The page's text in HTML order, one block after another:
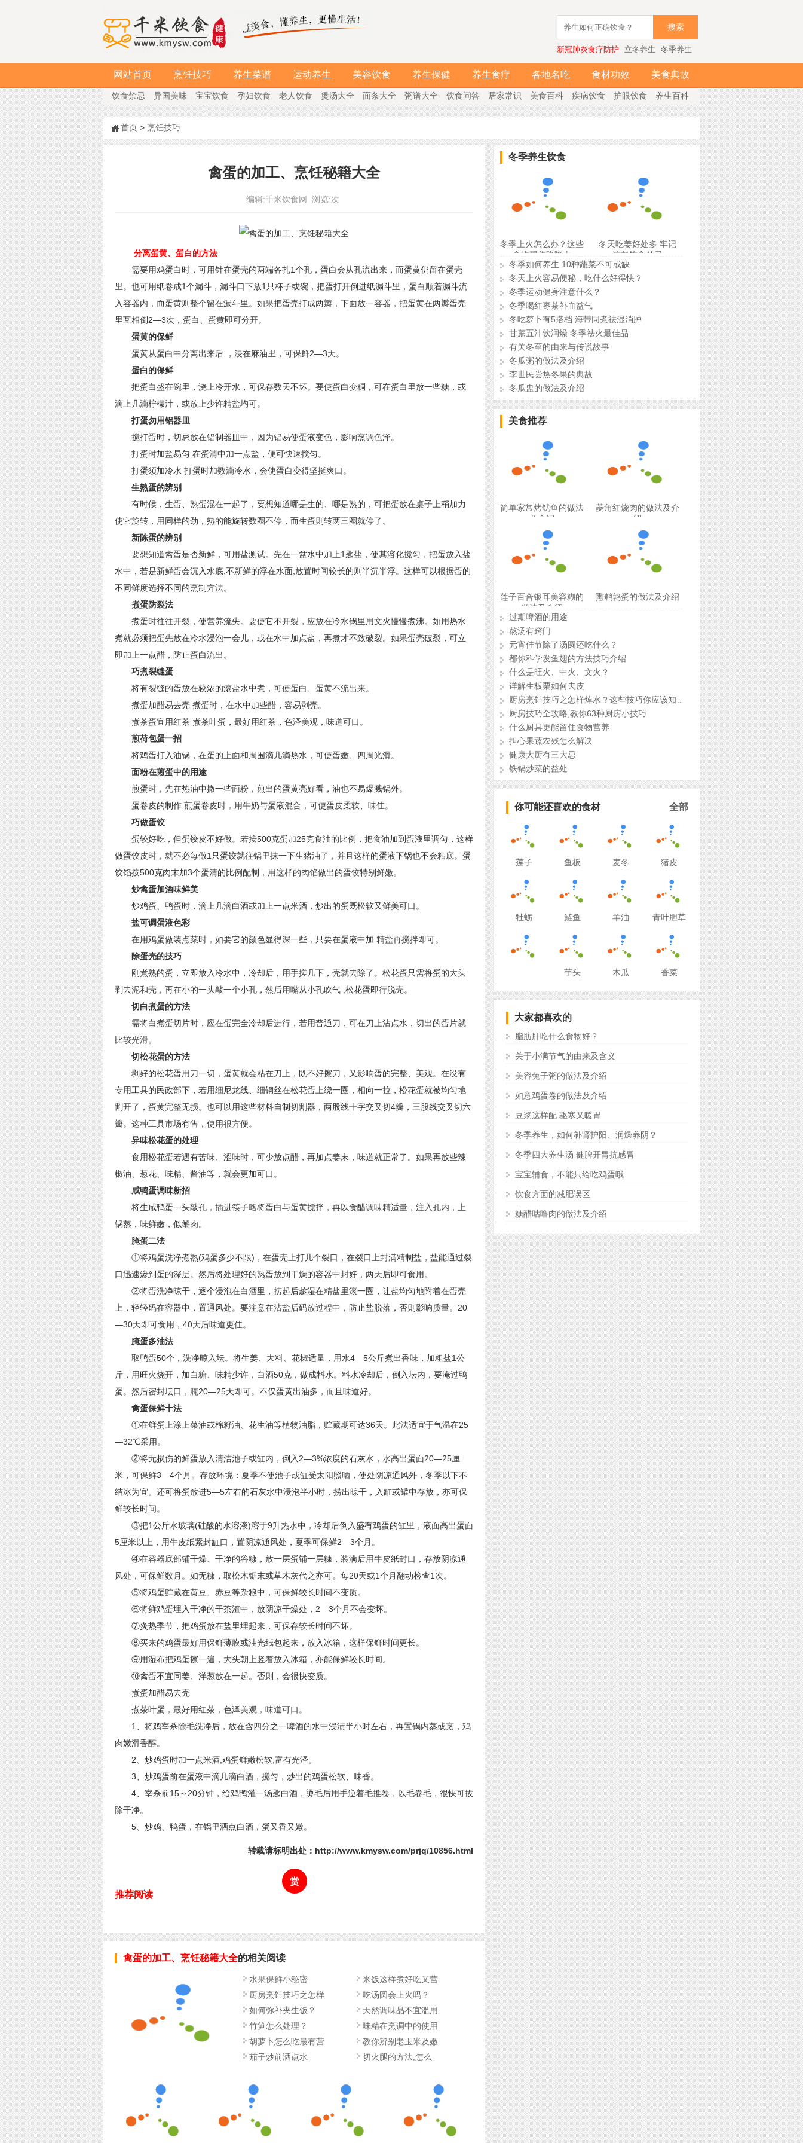
搜索
新冠肺炎食疗防护 立冬养生 冬季养生
网站首页 烹饪技巧 养生菜谱 运动养生 美容饮食 养生保健 养生食疗 各地名吃 食材功效 美食典故
饮食禁忌 异国美味 宝宝饮食 孕妇饮食 老人饮食 煲汤大全 面条大全 粥谱大全 饮食问答 居家常识 美食百科 疾病饮食 护眼饮食 养生百科
首页 > 烹饪技巧
禽蛋的加工、烹饪秘籍大全
编辑:千米饮食网 浏览:次
分离蛋黄、蛋白的方法
需要用鸡蛋白时，可用针在蛋壳的两端各扎1个孔，蛋白会从孔流出来，而蛋黄仍留在蛋壳
里。也可用纸卷成1个漏斗，漏斗口下放1只杯子或碗，把蛋打开倒进纸漏斗里，蛋白顺着漏斗流
入容器内，而蛋黄则整个留在漏斗里。如果把蛋壳打成两瓣，下面放一容器，把蛋黄在两瓣蛋壳
里互相倒2—3次，蛋白、蛋黄即可分开。
蛋黄的保鲜
蛋黄从蛋白中分离出来后 ，浸在麻油里，可保鲜2—3天。
蛋白的保鲜
把蛋白盛在碗里，浇上冷开水，可保存数天不坏。要使蛋白变稠，可在蛋白里放一些糖，或
滴上几滴柠檬汁，或放上少许精盐均可。
打蛋勿用铝器皿
搅打蛋时，切忌放在铝制器皿中，因为铝易使蛋液变色，影响烹调色泽。
打蛋时加盐易匀 在蛋清中加一点盐，便可快速搅匀。
打蛋须加冷水 打蛋时加数滴冷水，会使蛋白变得坚挺爽口。
生熟蛋的辨别
有时候，生蛋、熟蛋混在一起了，要想知道哪是生的、哪是熟的，可把蛋放在桌子上稍加力
使它旋转，用同样的劲，熟的能旋转数圈不停，而生蛋则转两三圈就停了。
新陈蛋的辨别
要想知道禽蛋是否新鲜，可用盐测试。先在一盆水中加上1匙盐，使其溶化搅匀，把蛋放入盐
水中，若是新鲜蛋会沉入水底;不新鲜的浮在水面;放置时间较长的则半沉半浮。这样可以根据蛋的
不同鲜度选择不同的烹制方法。
煮蛋防裂法
煮蛋时往往开裂，使营养流失。要使它不开裂，应放在冷水锅里用文火慢慢煮沸。如用热水
煮就必须把蛋先放在冷水浸泡一会儿，或在水中加点盐，再煮才不致破裂。如果蛋壳破裂，可立
即加上一点醋，防止蛋白流出。
巧煮裂缝蛋
将有裂缝的蛋放在较浓的滚盐水中煮，可使蛋白、蛋黄不流出来。
煮蛋加醋易去壳 煮蛋时，在水中加些醋，容易剥壳。
煮茶蛋宜用红茶 煮茶叶蛋，最好用红茶，色泽美观，味道可口。
煎荷包蛋一招
将鸡蛋打入油锅，在蛋的上面和周围滴几滴热水，可使蛋嫩、四周光滑。
面粉在煎蛋中的用途
煎蛋时，先在热油中撒一些面粉，煎出的蛋黄亮好看，油也不易爆溅锅外。
蛋卷皮的制作 煎蛋卷皮时，用牛奶与蛋液混合，可使蛋皮柔软、味佳。
巧做蛋饺
蛋较好吃，但蛋饺皮不好做。若按500克蛋加25克食油的比例，把食油加到蛋液里调匀，这样
做蛋饺皮时，就不必每做1只蛋饺就往锅里抹一下生猪油了，并且这样的蛋液下锅也不会粘底。蛋
饺馅按500克肉末加3个蛋清的比例配制，用这样的肉馅做出的蛋饺特别鲜嫩。
炒禽蛋加酒味鲜美
炒鸡蛋、鸭蛋时，滴上几滴白酒或加上一点米酒，炒出的蛋既松软又鲜美可口。
盐可调蛋液色彩
在用鸡蛋做装点菜时，如要它的颜色显得深一些，只要在蛋液中加 精盐再搅拌即可。
除蛋壳的技巧
刚煮熟的蛋，立即放入冷水中，冷却后，用手搓几下，壳就去除了。松花蛋只需将蛋的大头
剥去泥和壳，再在小的一头敲一个小孔，然后用嘴从小孔吹气 ,松花蛋即行脱壳。
切白煮蛋的方法
需将白煮蛋切片时，应在蛋完全冷却后进行，若用普通刀，可在刀上沾点水，切出的蛋片就
比较光滑。
切松花蛋的方法
剥好的松花蛋用刀一切，蛋黄就会粘在刀上，既不好擦刀，又影响蛋的完整、美观。在没有
专用工具的民政部下，若用细尼龙线、细钢丝在松花蛋上绕一圈，相向一拉，松花蛋就被均匀地
割开了，蛋黄完整无损。也可以用这些材料自制切割器，两股线十字交叉切4瓣，三股线交叉切六
瓣。这种工具市场有售，使用很方便。
异味松花蛋的处理
食用松花蛋若遇有苦味、涩味时，可少放点醋，再加点姜末，味道就正常了。如果再放些辣
椒油、葱花、味精、酱油等，就会更加可口。
咸鸭蛋调味新招
将生咸鸭蛋一头敲孔，插进筷子略将蛋白与蛋黄搅拌，再以食醋调味精适量，注入孔内，上
锅蒸，味鲜嫩，似蟹肉。
腌蛋二法
①将鸡蛋洗净煮熟(鸡蛋多少不限)，在蛋壳上打几个裂口，在裂口上封满精制盐，盐能通过裂
口迅速渗到蛋的深层。然后将处理好的熟蛋放到干燥的容器中封好，两天后即可食用。
②将蛋洗净晾干，逐个浸泡在白酒里，捞起后趁湿在精盐里滚一圈，让盐均匀地附着在蛋壳
上，轻轻码在容器中，置通风处。要注意在沾盐后码放过程中，防止盐脱落，否则影响质量。20
—30天即可食用，40天后味道更佳。
腌蛋多油法
取鸭蛋50个，洗净晾入坛。将生姜、大料、花椒适量，用水4—5公斤煮出香味，加粗盐1公
斤，用旺火烧开，加白糖、味精少许，白酒50克，做成料水。料水冷却后，倒入坛内，要淹过鸭
蛋。然后密封坛口，腌20—25天即可。不仅蛋黄出油多，而且味道好。
禽蛋保鲜十法
①在鲜蛋上涂上菜油或棉籽油、花生油等植物油脂，贮藏期可达36天。此法适宜于气温在25
—32℃采用。
②将无损伤的鲜蛋放入清洁池子或缸内，倒入2—3%浓度的石灰水，水高出蛋面20—25厘
米，可保鲜3—4个月。存放环境：夏季不使池子或缸受太阳照晒，使处阴凉通风外，冬季以下不
结冰为宜。还可将蛋放进5—5左右的石灰水中浸泡半小时，捞出晾干，入缸或罐中存放，亦可保
鲜较长时间。
③把1公斤水玻璃(硅酸的水溶液)溶于9升热水中，冷却后倒入盛有鸡蛋的缸里，液面高出蛋面
5厘米以上，用牛皮纸紧封缸口，置阴凉通风处，夏季可保鲜2—3个月。
④在容器底部铺干燥、干净的谷糠，放一层蛋铺一层糠，装满后用牛皮纸封口，存放阴凉通
风处，可保鲜数月。如无糠，取松木锯末或草木灰代之亦可。每20天或1个月翻动检查1次。
⑤将鸡蛋贮藏在黄豆、赤豆等杂粮中，可保鲜较长时间不变质。
⑥将鲜鸡蛋埋入干净的干茶渣中，放阴凉干燥处，2—3个月不会变坏。
⑦炎热季节，把鸡蛋放在盐里埋起来，可保存较长时间不坏。
⑧买来的鸡蛋最好用保鲜薄膜或油光纸包起来，放入冰箱，这样保鲜时间更长。
⑨用湿布把鸡蛋擦一遍，大头朝上竖着放入冰箱，亦能保鲜较长时间。
⑩禽蛋不宜同姜、洋葱放在一起。否则，会很快变质。
煮蛋加醋易去壳
煮茶叶蛋，最好用红茶，色泽美观，味道可口。
1、将鸡宰杀除毛洗净后，放在含四分之一啤酒的水中浸渍半小时左右，再置锅内蒸或烹，鸡
肉嫩滑香醇。
2、炒鸡蛋时加一点米酒,鸡蛋鲜嫩松软,富有光泽。
3、炒鸡蛋前在蛋液中滴几滴白酒，搅匀，炒出的鸡蛋松软、味香。
4、宰杀前15～20分钟，给鸡鸭灌一汤匙白酒，烫毛后用手逆着毛推卷，以毛卷毛，很快可拔
除干净。
5、炒鸡、鸭蛋，在锅里洒点白酒，蛋又香又嫩。
转载请标明出处：http://www.kmysw.com/prjq/10856.html
赏
推荐阅读
禽蛋的加工、烹饪秘籍大全的相关阅读
水果保鲜小秘密
米饭这样煮好吃又营
厨房烹饪技巧之怎样
吃汤圆会上火吗？
如何弥补夹生饭？
天然调味品不宜滥用
竹笋怎么处理？
味精在烹调中的使用
胡萝卜怎么吃最有营
教你辨别老玉米及嫩
茄子炒前洒点水
切火腿的方法,怎么
冬季养生饮食
冬季上火怎么办？这些
食物帮你降降火
冬天吃姜好处多 牢记
这些饮食禁忌
冬季如何养生 10种蔬菜不可或缺
冬天上火容易便秘，吃什么好得快？
冬季运动健身注意什么？
冬季喝红枣茶补血益气
冬吃萝卜有5搭档 海带同煮祛湿消肿
甘蔗五汁饮润燥 冬季祛火最佳品
有关冬至的由来与传说故事
冬瓜粥的做法及介绍
李世民尝热冬果的典故
冬瓜盅的做法及介绍
美食推荐
简单家常烤鱿鱼的做法
及介绍
菱角红烧肉的做法及介
绍
莲子百合银耳美容糊的
做法及介绍
熏鹌鹑蛋的做法及介绍
过期啤酒的用途
熬汤有窍门
元宵佳节除了汤圆还吃什么？
都你科学发鱼翅的方法技巧介绍
什么是旺火、中火、文火？
详解生板栗如何去皮
厨房技巧全攻略,教你63种厨房小技巧
什么厨具更能留住食物营养
担心果蔬农残怎么解决
健康大厨有三大忌
铁锅炒菜的益处
全部
你可能还喜欢的食材
莲子 鱼板 麦冬 猪皮
牡蛎 鲢鱼 羊油 青叶胆草
芋头 木瓜 香菜
大家都喜欢的
脂肪肝吃什么食物好？
关于小满节气的由来及含义
美容兔子粥的做法及介绍
如意鸡蛋卷的做法及介绍
豆浆这样配 驱寒又暖胃
冬季养生，如何补肾护阳、润燥养阴？
冬季四大养生汤 健脾开胃抗感冒
宝宝辅食，不能只给吃鸡蛋哦
饮食方面的减肥误区
糖醋咕噜肉的做法及介绍